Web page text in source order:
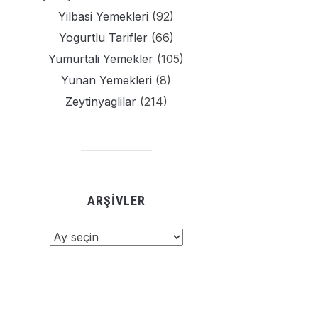
Yilbasi Yemekleri (92)
Yogurtlu Tarifler(66)
Yumurtali Yemekler (105)
Yunan Yemekleri (8)
Zeytinyaglilar(214)
ARŞIVLER